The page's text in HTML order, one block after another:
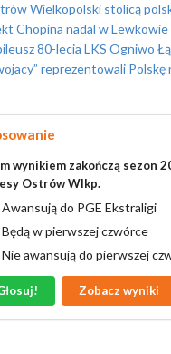
Wielkopolski stolicą
Chopina nadal w Lewkowie
80-lecia LKS Ogniwo
reprezentowali Polskę na
wynikiem zakończą sezon
Ostrów Wlkp.
Awansują do PGE Ekstraligi
Będą w pierwszej czwórce
Nie awansują do pierwszej
Zobacz wyniki